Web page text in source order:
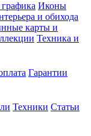
Иконы
и обихода
карты и
Техника и
Гарантии
Техники Статьи